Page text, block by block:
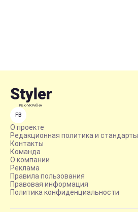
FB
О проекте
Редакционная политика и стандарты
Контакты
Команда
О компании
Реклама
Правила пользования
Правовая информация
Политика конфиденциальности